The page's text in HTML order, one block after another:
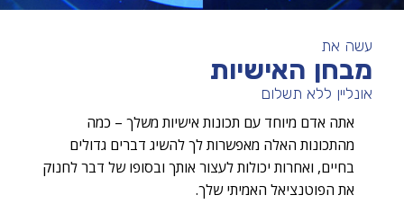
עשה את
מבחן האישיות
אונליין ללא תשלום
אתה אדם מיוחד עם תכונות אישיות משלך – כמה
מהתכונות האלה מאפשרות לך להשיג דברים גדולים
בחיים, ואחרות יכולות לעצור אותך ובסופו של דבר לחנוק
את הפוטנציאל האמיתי שלך.